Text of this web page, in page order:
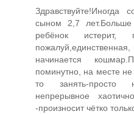
Здравствуйте!Иногда
сыном 2,7
ребёнок
начинается
поминутно, на месте
то занять-просто
непрерывное
-произносит чётко